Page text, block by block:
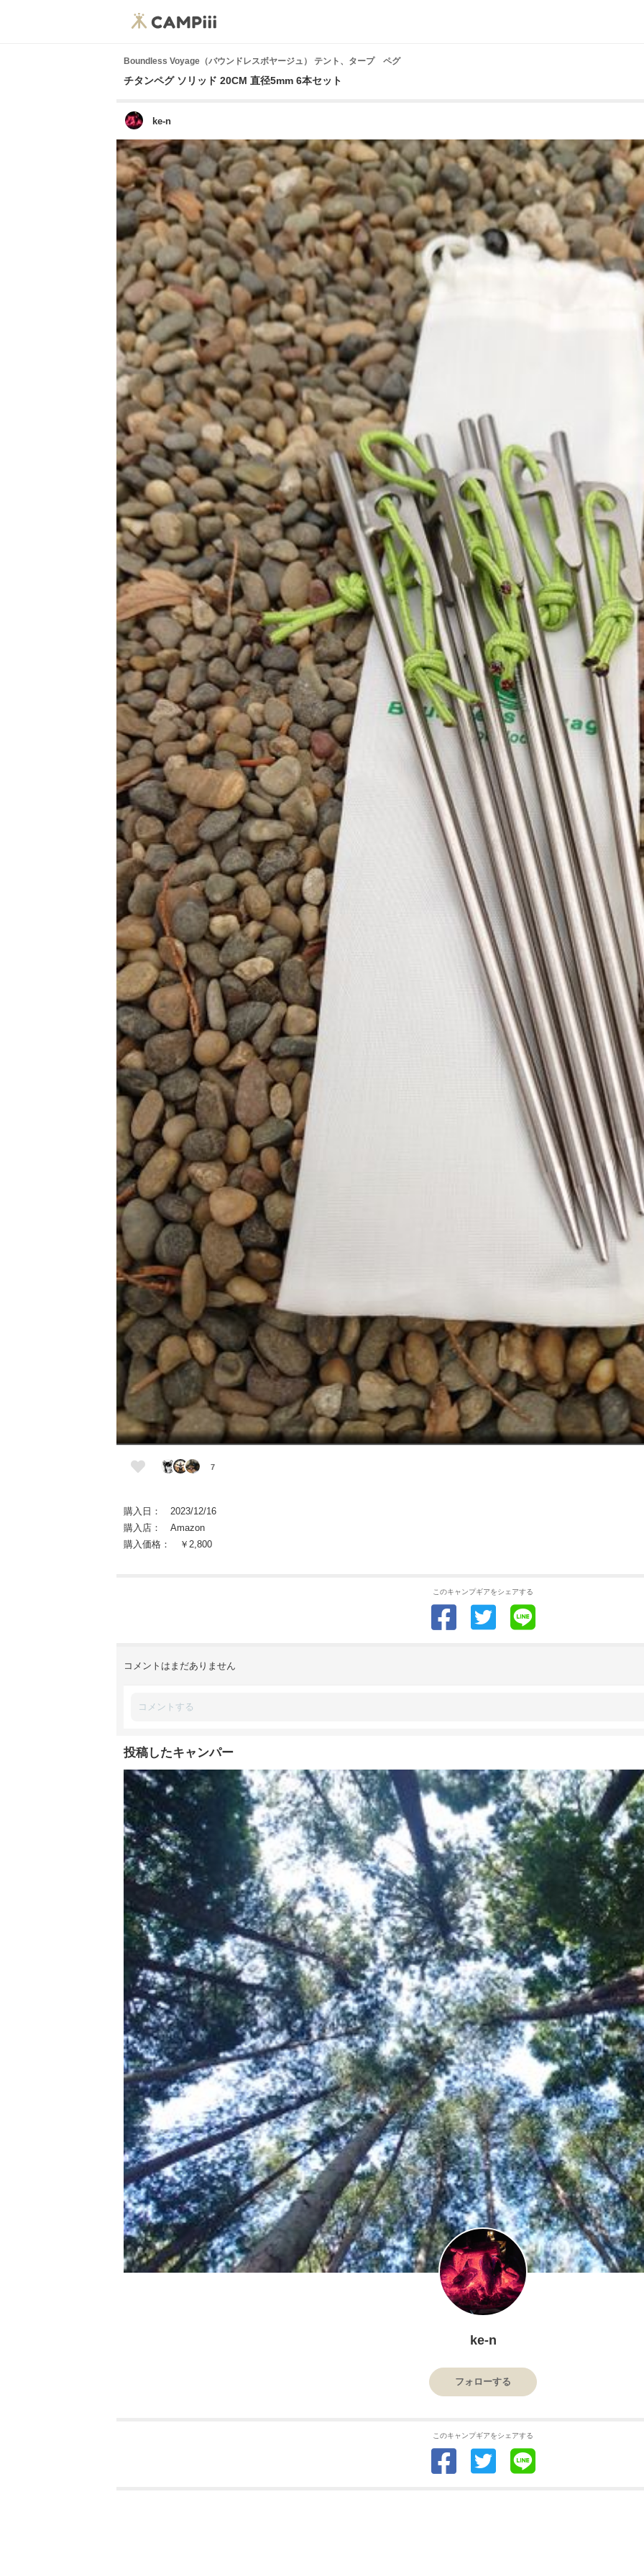
Boundless Voyage（バウンドレスボヤージュ） テント、タープ ペグ
チタンペグ ソリッド 20CM 直径5mm 6本セット
ke-n
7
購入日： 2023/12/16
購入店： Amazon
購入価格： ￥2,800
このキャンプギアをシェアする
コメントはまだありません
投稿したキャンパー
ke-n
フォローする
このキャンプギアをシェアする